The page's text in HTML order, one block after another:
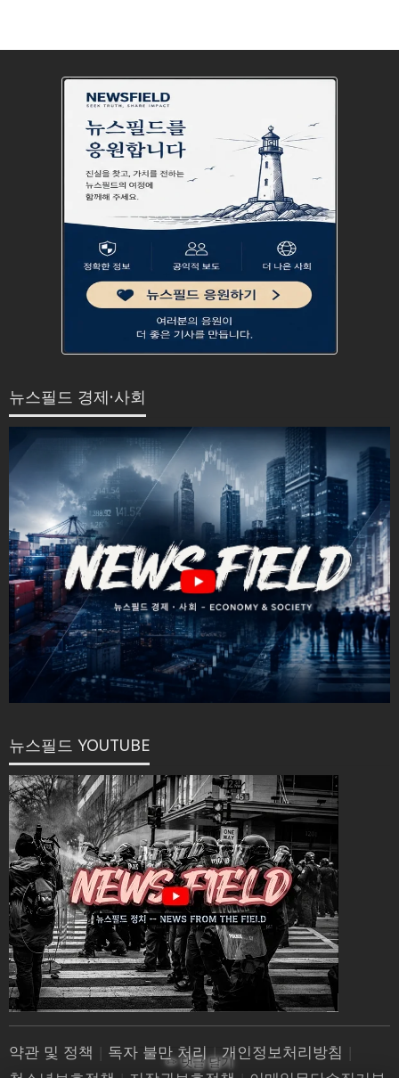
뉴스필드 경제·사회
뉴스필드 YOUTUBE
약관 및 정책 | 독자 불만 처리 | 개인정보처리방침 |
✏ 댓글 달기